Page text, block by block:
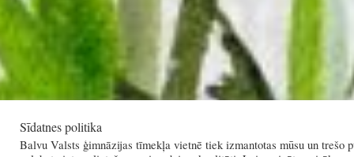
Sīdatnes politika
Balvu Valsts ģimnāzijas tīmekļa vietnē tiek izmantotas mūsu un trešo